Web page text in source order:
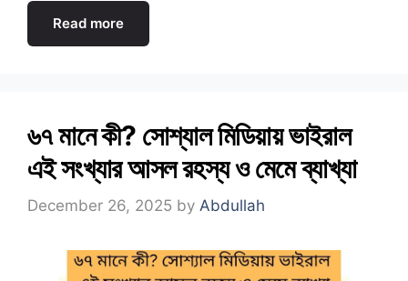
Read more
৬৭ মানে কী? সোশ্যাল মিডিয়ায় ভাইরাল
এই সংখ্যার আসল রহস্য ও মেমে ব্যাখ্যা
December 26, 2025 by Abdullah